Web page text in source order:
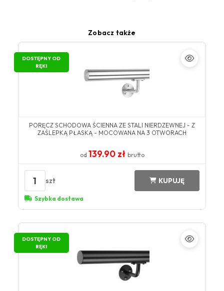
Zobacz także
DOSTĘPNY OD
RĘKI
PORĘCZ SCHODOWA ŚCIENNA ZE STALI NIERDZEWNEJ - Z
ZAŚLEPKĄ PŁASKĄ - MOCOWANA NA 3 OTWORACH
od 139.90 zł brutto
1 szt KUPUJĘ
Szybka dostawa
DOSTĘPNY OD
RĘKI